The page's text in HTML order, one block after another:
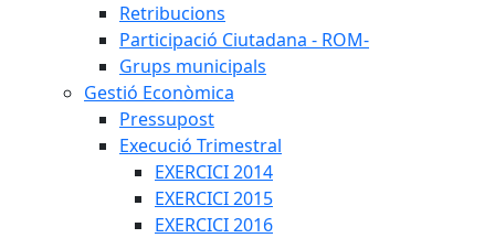
Retribucions
Participació Ciutadana - ROM-
Grups municipals
Gestió Econòmica
Pressupost
Execució Trimestral
EXERCICI 2014
EXERCICI 2015
EXERCICI 2016